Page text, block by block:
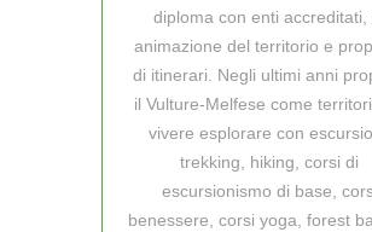
diploma con enti accreditati,
animazione del territorio e
di itinerari. Negli ultimi anni
il Vulture-Melfese come
vivere esplorare con
trekking, hiking, corsi di
escursionismo di base,
benessere, corsi yoga, forest